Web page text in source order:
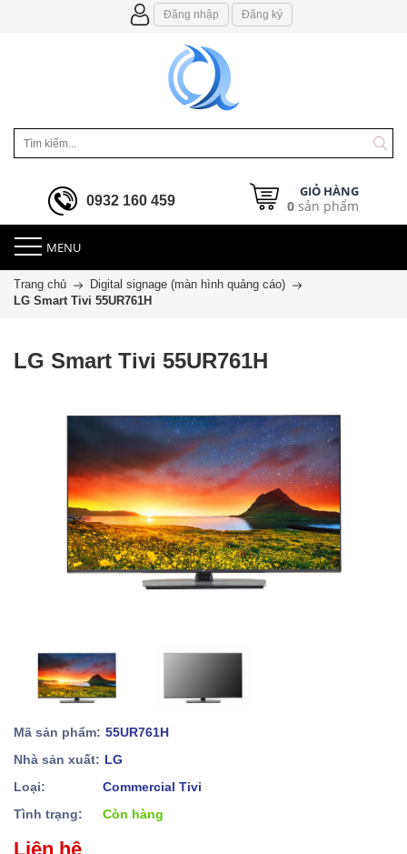
Đăng nhập Đăng ký
0932 160 459
GIỎ HÀNG
0sản phẩm
MENU
Trang chủ
Digital signage (màn hình quảng cáo)
LG Smart Tivi 55UR761H
LG Smart Tivi 55UR761H
Mã sản phẩm: 55UR761H
Nhà sản xuất: LG
Loại:
Commercial Tivi
Tình trạng:
Còn hàng
Liên hệ